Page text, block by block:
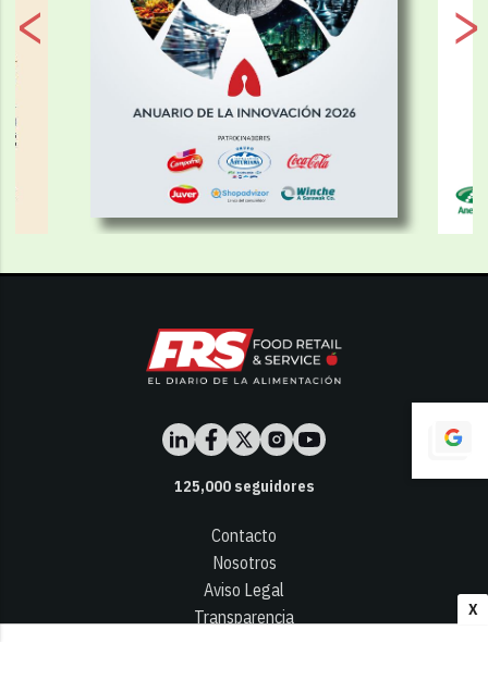
X
125,000seguidores
Contacto
Nosotros
Aviso Legal
Transparencia